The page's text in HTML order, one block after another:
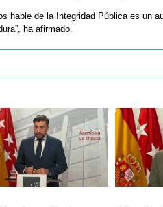
hable de la Integridad Pública es un
ha afirmado.